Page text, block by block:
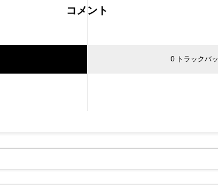
コメント
0 トラックバ